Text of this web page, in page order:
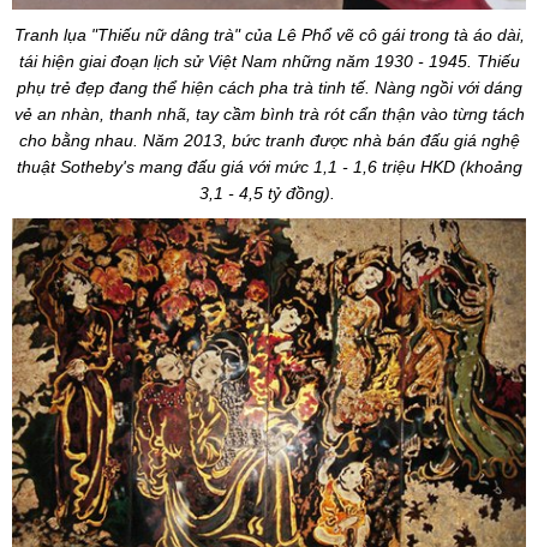
Tranh lụa "Thiếu nữ dâng trà" của Lê Phổ vẽ cô gái trong tà áo dài,
tái hiện giai đoạn lịch sử Việt Nam những năm 1930 - 1945. Thiếu
phụ trẻ đẹp đang thể hiện cách pha trà tinh tế. Nàng ngồi với dáng
vẻ an nhàn, thanh nhã, tay cầm bình trà rót cẩn thận vào từng tách
cho bằng nhau. Năm 2013, bức tranh được nhà bán đấu giá nghệ
thuật Sotheby's mang đấu giá với mức 1,1 - 1,6 triệu HKD (khoảng
3,1 - 4,5 tỷ đồng).